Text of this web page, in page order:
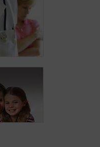
différents
stades du
du sein
du
du sein